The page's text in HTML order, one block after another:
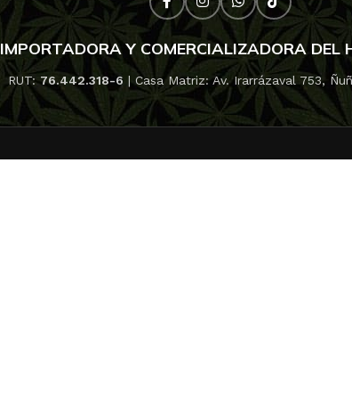
PYRAMID SEEDS
IMPORTADORA Y COMERCIALIZADORA DEL
RUT:76.442.318-6 | Casa Matriz: Av. Irarrázaval 753,